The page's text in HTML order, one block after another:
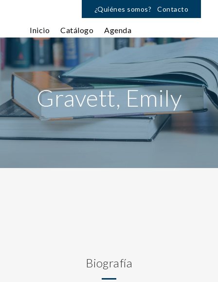
¿Quiénes somos? Contacto
Inicio Catálogo Agenda
Gravett, Emily
Biografía